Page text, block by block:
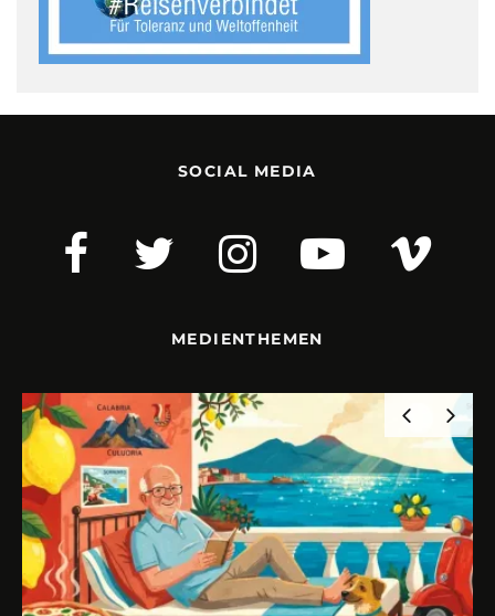
SOCIAL MEDIA
MEDIENTHEMEN